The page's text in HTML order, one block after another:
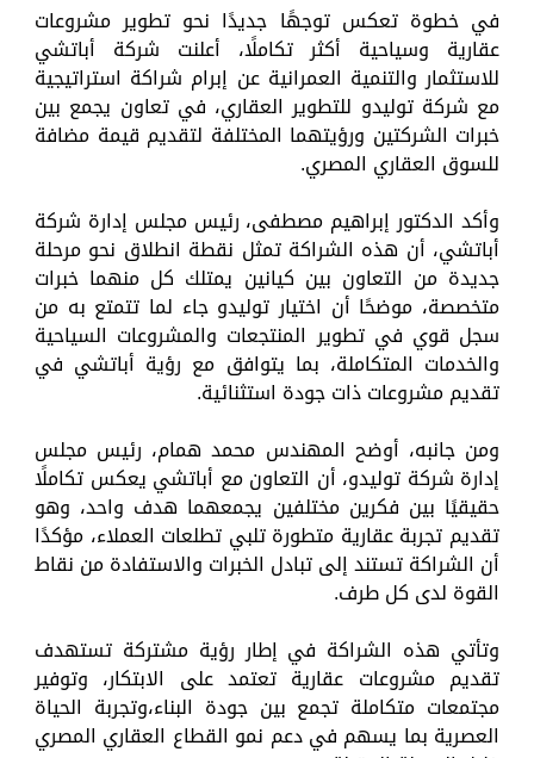
في خطوة تعكس توجهًا جديدًا نحو تطوير مشروعات
عقارية وسياحية أكثر تكاملًا، أعلنت شركة أباتشي
للاستثمار والتنمية العمرانية عن إبرام شراكة استراتيجية
مع شركة توليدو للتطوير العقاري، في تعاون يجمع بين
خبرات الشركتين ورؤيتهما المختلفة لتقديم قيمة مضافة
للسوق العقاري المصري.
وأكد الدكتور إبراهيم مصطفى، رئيس مجلس إدارة شركة
أباتشي، أن هذه الشراكة تمثل نقطة انطلاق نحو مرحلة
جديدة من التعاون بين كيانين يمتلك كل منهما خبرات
متخصصة، موضحًا أن اختيار توليدو جاء لما تتمتع به من
سجل قوي في تطوير المنتجعات والمشروعات السياحية
والخدمات المتكاملة، بما يتوافق مع رؤية أباتشي في
تقديم مشروعات ذات جودة استثنائية.
ومن جانبه، أوضح المهندس محمد همام، رئيس مجلس
إدارة شركة توليدو، أن التعاون مع أباتشي يعكس تكاملًا
حقيقيًا بين فكرين مختلفين يجمعهما هدف واحد، وهو
تقديم تجربة عقارية متطورة تلبي تطلعات العملاء، مؤكدًا
أن الشراكة تستند إلى تبادل الخبرات والاستفادة من نقاط
القوة لدى كل طرف.
وتأتي هذه الشراكة في إطار رؤية مشتركة تستهدف
تقديم مشروعات عقارية تعتمد على الابتكار، وتوفير
مجتمعات متكاملة تجمع بين جودة البناء،وتجربة الحياة
العصرية بما يسهم في دعم نمو القطاع العقاري المصري